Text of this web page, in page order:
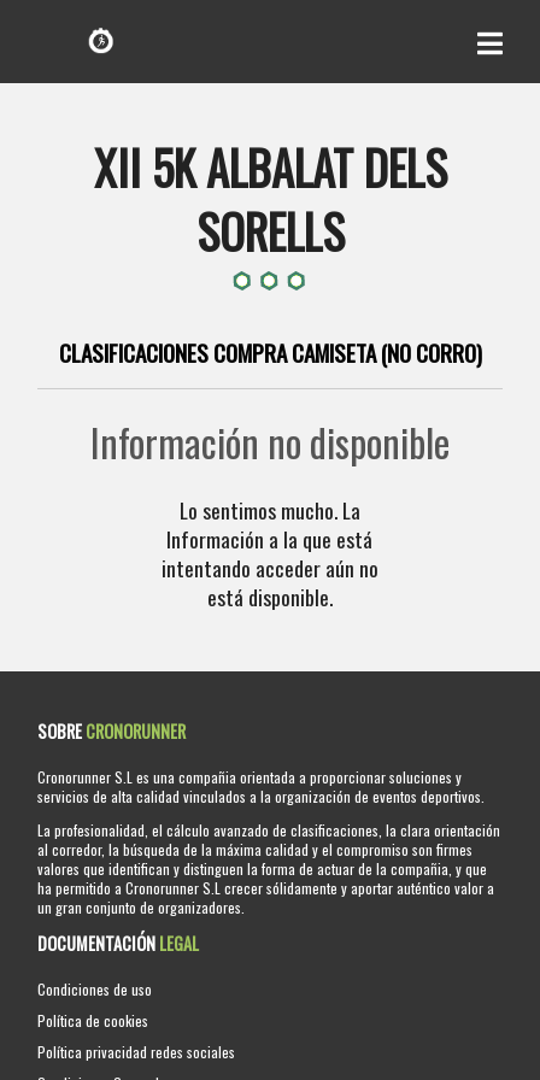
XII 5K ALBALAT DELS
SORELLS
CLASIFICACIONES COMPRA CAMISETA (NO CORRO)
Información no disponible
Lo sentimos mucho. La
Información a la que está
intentando acceder aún no
está disponible.
SOBRECRONORUNNER
Cronorunner S.L es una compañia orientada a proporcionar soluciones y
servicios de alta calidad vinculados a la organización de eventos deportivos.
La profesionalidad, el cálculo avanzado de clasificaciones, la clara orientación
al corredor, la búsqueda de la máxima calidad y el compromiso son firmes
valores que identifican y distinguen la forma de actuar de la compañia, y que
ha permitido a Cronorunner S.L crecer sólidamente y aportar auténtico valor a
un gran conjunto de organizadores.
DOCUMENTACIÓNLEGAL
Condiciones de uso
Política de cookies
Política privacidad redes sociales